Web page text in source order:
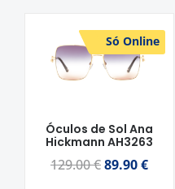
Só Online
Óculos de Sol Ana
Hickmann AH3263
129.00€
preço
original
89.90€
preço